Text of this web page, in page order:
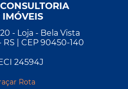
IMÓVEIS
- Loja - Bela Vista
RS | CEP 90450-140
24594J
Rota